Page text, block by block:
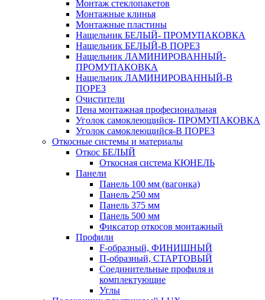
Монтаж стеклопакетов
Монтажные клинья
Монтажные пластины
Нащельник БЕЛЫЙ- ПРОМУПАКОВКА
Нащельник БЕЛЫЙ-В ПОРЕЗ
Нащельник ЛАМИНИРОВАННЫЙ-
ПРОМУПАКОВКА
Нащельник ЛАМИНИРОВАННЫЙ-В
ПОРЕЗ
Очистители
Пена монтажная професиональная
Уголок самоклеющийся- ПРОМУПАКОВКА
Уголок самоклеющийся-В ПОРЕЗ
Откосные системы и материалы
Откос БЕЛЫЙ
Откосная система КЮНЕЛЬ
Панели
Панель 100 мм (вагонка)
Панель 250 мм
Панель 375 мм
Панель 500 мм
Фиксатор откосов монтажный
Профили
F-образный, ФИНИШНЫЙ
П-образный, СТАРТОВЫЙ
Соединительные профиля и
комплектующие
Углы